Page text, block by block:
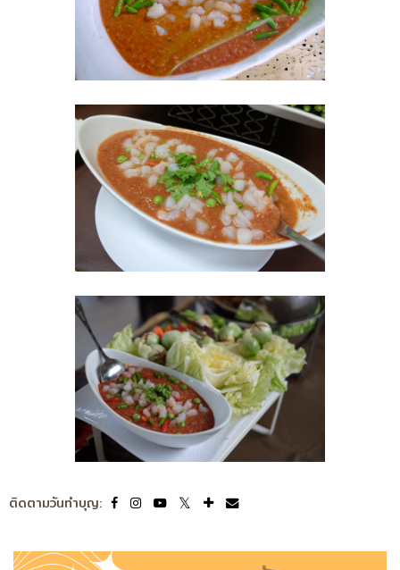
ติดตามวันทำบุญ: